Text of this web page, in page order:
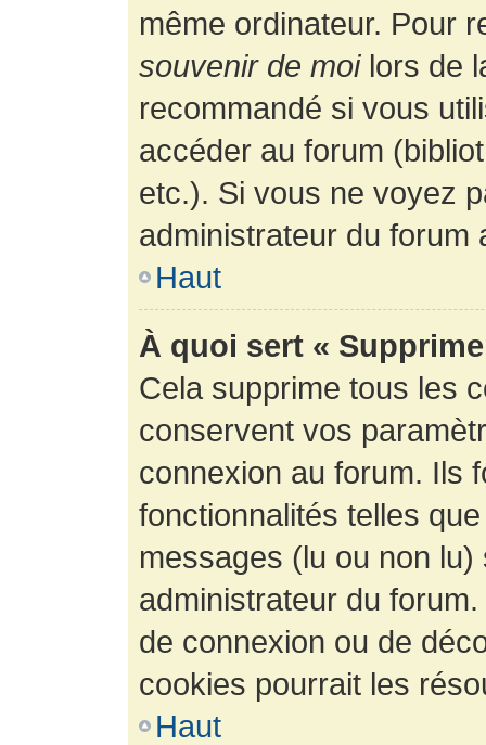
même ordinateur. Pour
souvenir de moilors de
recommandé si vous
accéder au forum
etc.). Si vous ne voyez
administrateur du forum
Haut
À quoi sert «
Cela supprime tous les
conservent vos
connexion au forum. Ils
fonctionnalités telles
messages (lu ou non
administrateur du
de connexion ou de
cookies pourrait les
Haut